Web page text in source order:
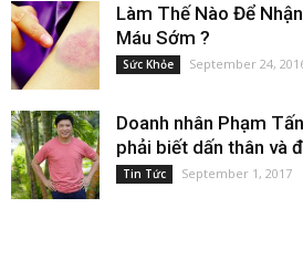
Làm Thế Nào Để
Máu Sớm ?
Sức Khỏe September 24,
Doanh nhân Phạm
phải biết dấn thân và
Tin Tức September 1, 2017